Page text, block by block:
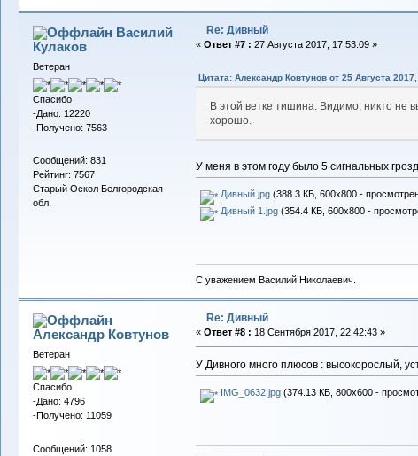
Василий
Кулаков
Ветеран
Спасибо
-Дано: 12220
-Получено: 7563
Сообщений: 831
Рейтинг: 7567
Старый Оскол Белгородская
обл.
Re: Дивный
« Ответ #7 : 27 Августа 2017, 17:53:09 »
Цитата: Александр Ковтунов от 25 Августа
В этой ветке тишина. Видимо, никто не
хорошо.
У меня в этом году было 5 сигнальных
Дивный.jpg(388.3 КБ, 600x800 -
Дивный 1.jpg(354.4 КБ, 600x800 -
С уважением Василий Николаевич.
Александр Ковтунов
Ветеран
Спасибо
-Дано: 4796
-Получено: 11059
Сообщений: 1058
Re: Дивный
« Ответ #8 : 18 Сентября 2017, 22:42:43 »
У Дивного много плюсов : высокорослый,
IMG_0632.jpg(374.13 КБ, 800x600 -